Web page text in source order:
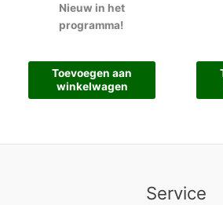
Nieuw in het
programma!
Toevoegen aan
winkelwagen
Service